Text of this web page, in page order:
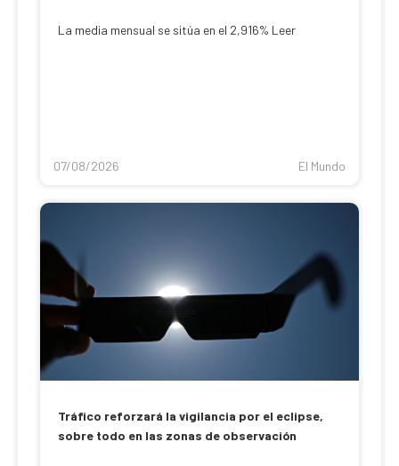
La media mensual se sitúa en el 2,916% Leer
07/08/2026 El Mundo
Tráfico reforzará la vigilancia por el eclipse,
sobre todo en las zonas de observación